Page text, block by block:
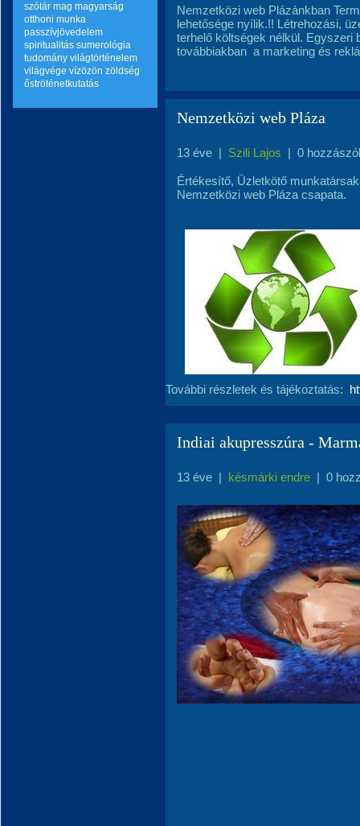
szótár mag magyarság
otthoni munka
passzívjövedelem
spiritualitás sumerológia
tudomány világtörténelem
világvége vízözön zöldség
őströténetkutatás
Nemzetközi web Plázánkban
lehetősége nyílik.!! Létrehozási,
terhelő költségek nélkül. Egyszeri
továbbiakban a marketing és
Nemzetközi web Pláza
13 éve | Szili Lajos | 0
Értékesítő, Üzletkötő
Nemzetközi web Pláza csapata.
További részletek és tájékoztatás:
Indiai akupresszúra -
13 éve | késmárki endre | 0